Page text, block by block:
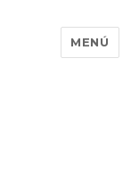
MENÚ